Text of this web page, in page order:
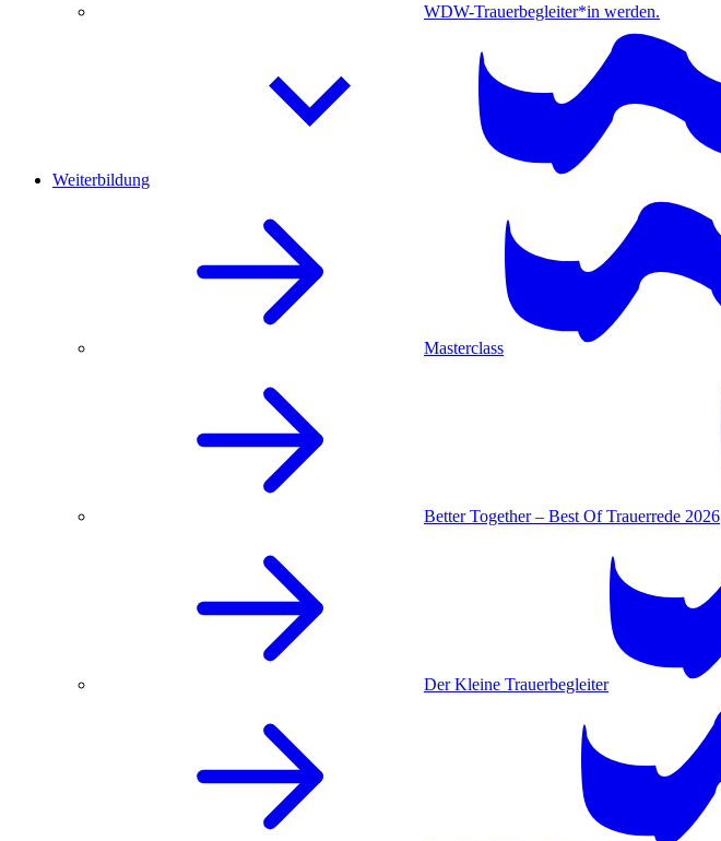
WDW-Trauerbegleiter*in werden.
Weiterbildung
Masterclass
Better Together – Best Of Trauerrede 2026
Der Kleine Trauerbegleiter